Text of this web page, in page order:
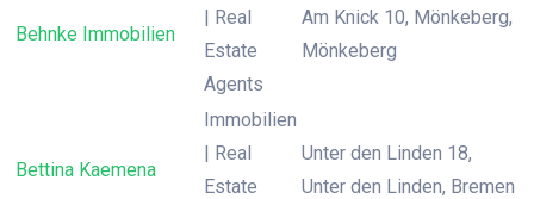
Behnke Immobilien
| Real
Estate
Agents
Am Knick 10, Mönkeberg,
Mönkeberg
Bettina Kaemena
Immobilien
| Real
Estate
Unter den Linden 18,
Unter den Linden, Bremen